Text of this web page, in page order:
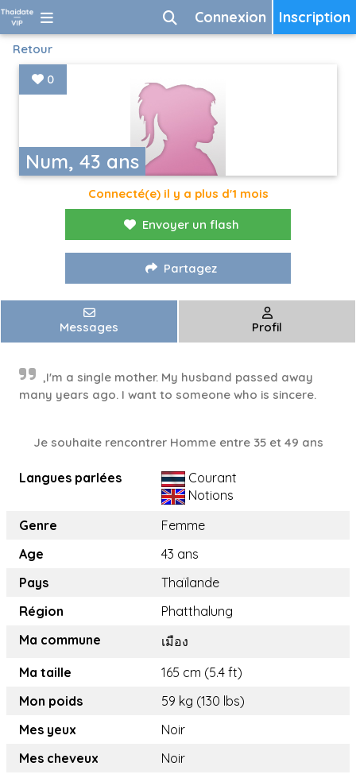
Inscription
Connexion
Retour
Num, 43 ans
0
Connecté(e) il y a plus d'1 mois
Envoyer un flash
Partagez
Messages Profil
,I'm a single mother. My husband passed away
many years ago. I want to someone who is sincere.
Je souhaite rencontrer Homme entre 35 et 49 ans
Langues parlées
Courant
Notions
Genre
Femme
Age
43 ans
Pays
Thaïlande
Région
Phatthalung
Ma commune
เมือง
Ma taille
165 cm (5.4 ft)
Mon poids
59 kg (130 lbs)
Mes yeux
Noir
Mes cheveux
Noir